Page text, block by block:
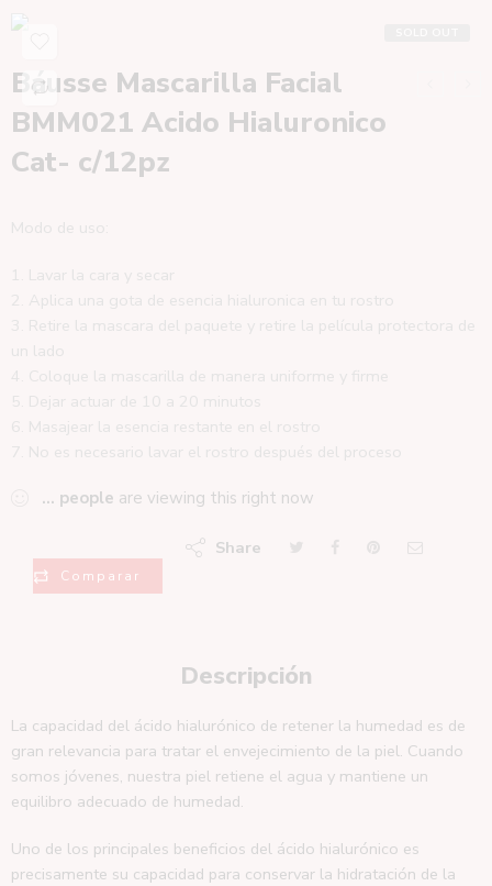
Báusse Mascarilla Facial
BMM021 Acido Hialuronico
Cat- c/12pz
... people are viewing this right now
Comparar
Share
Descripción
La capacidad del ácido hialurónico de retener la humedad es de
gran relevancia para tratar el envejecimiento de la piel. Cuando
somos jóvenes, nuestra piel retiene el agua y mantiene un
equilibro adecuado de humedad.
Uno de los principales beneficios del ácido hialurónico es
precisamente su capacidad para conservar la hidratación de la